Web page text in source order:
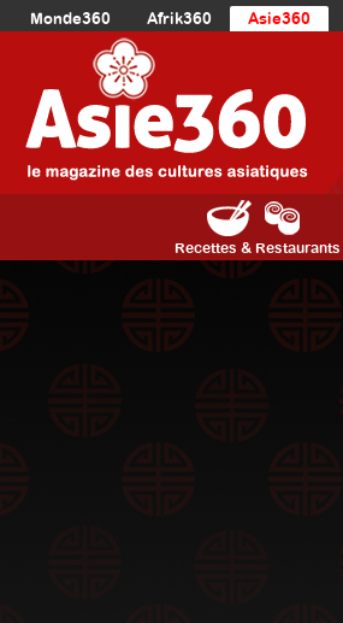
Monde360 Afrik360 Asie360
Europe360
Océanie360
Recettes & Restaurants